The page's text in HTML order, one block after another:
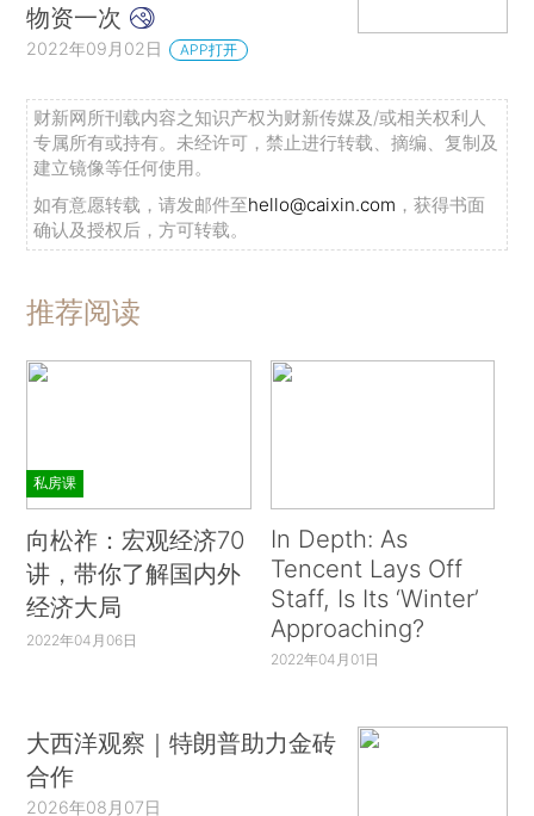
物资一次
2022年09月02日 APP打开
财新网所刊载内容之知识产权为财新传媒及/或相关权利人
专属所有或持有。未经许可，禁止进行转载、摘编、复制及
建立镜像等任何使用。
如有意愿转载，请发邮件至hello@caixin.com ，获得书面
确认及授权后，方可转载。
推荐阅读
私房课
向松祚：宏观经济70
讲，带你了解国内外
经济大局
2022年04月06日
In Depth: As
Tencent Lays Off
Staff, Is Its ‘Winter’
Approaching?
2022年04月01日
大西洋观察｜特朗普助力金砖
合作
2026年08月07日